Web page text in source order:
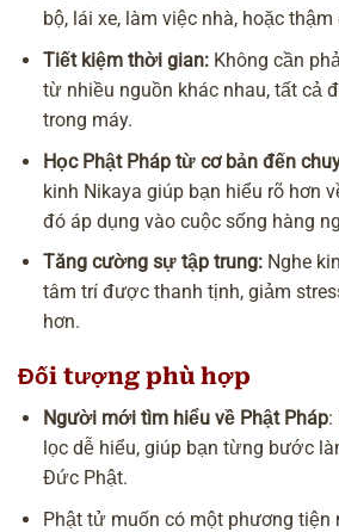
bộ, lái xe, làm việc nhà, hoặc
Tiết kiệm thời gian: Không cần
từ nhiều nguồn khác nhau, tất cả
trong máy.
Học Phật Pháp từ cơ bản đến
kinh Nikaya giúp bạn hiểu rõ hơn
đó áp dụng vào cuộc sống hàng
Tăng cường sự tập trung: Nghe
tâm trí được thanh tịnh, giảm
hơn.
Đối tượng phù hợp
Người mới tìm hiểu về Phật Pháp:
lọc dễ hiểu, giúp bạn từng bước
Đức Phật.
Phật tử muốn có một phương tiện